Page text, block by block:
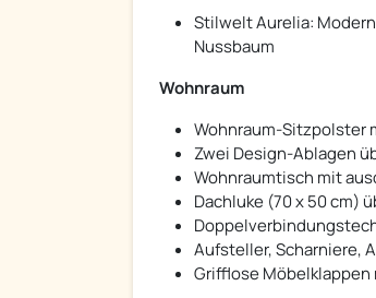
Stilwelt Aurelia:
Nussbaum
Wohnraum
Wohnraum-Sitzpolster
Zwei Design-Ablagen
Wohnraumtisch mit
Dachluke (70 x 50 cm)
Aufsteller, Scharniere,
Grifflose